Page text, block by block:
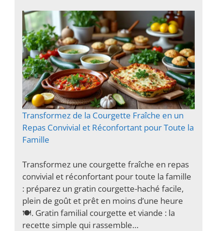
Transformez de la Courgette Fraîche en un
Repas Convivial et Réconfortant pour Toute la
Famille
Transformez une courgette fraîche en repas
convivial et réconfortant pour toute la famille
: préparez un gratin courgette-haché facile,
plein de goût et prêt en moins d’une heure
🍽️. Gratin familial courgette et viande : la
recette simple qui rassemble…